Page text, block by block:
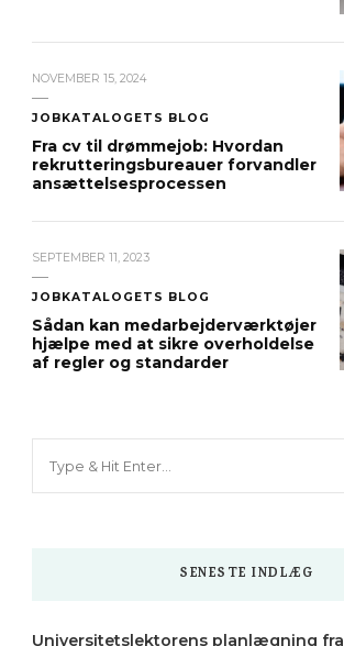
NOVEMBER 15, 2024
JOBKATALOGETS BLOG
Fra cv til drømmejob: Hvordan
rekrutteringsbureauer forvandler
ansættelsesprocessen
SEPTEMBER 11, 2023
JOBKATALOGETS BLOG
Sådan kan medarbejderværktøjer
hjælpe med at sikre overholdelse
af regler og standarder
SENESTE INDLÆG
Universitetslektorens planlægning fra